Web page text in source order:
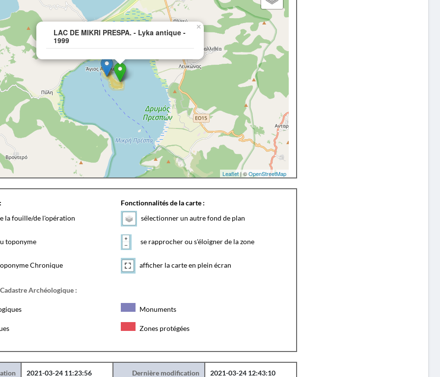
LAC DE MIKRI PRESPA. - Lyka antique -
1999
×
Leaflet| ©OpenStreetMap
la fouille/de l'opération
toponyme
Chronique
Fonctionnalités de la carte :
sélectionner un autre fond de plan
se rapprocher ou s'éloigner de la zone
afficher la carte en plein écran
Archéologique :
Monuments
Zones protégées
2021-03-24 11:23:56 Dernière modification 2021-03-24 12:43:10